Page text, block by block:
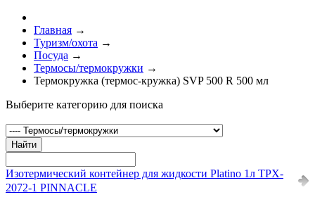
Главная →
Туризм/охота →
Посуда →
Термосы/термокружки →
Термокружка (термос-кружка) SVP 500 R 500 мл
Выберите категорию для поиска
Найти
Изотермический контейнер для жидкости Platino 1л TPX-
2072-1 PINNACLE